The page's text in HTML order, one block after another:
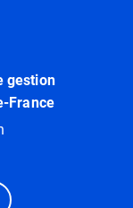
gestion
France